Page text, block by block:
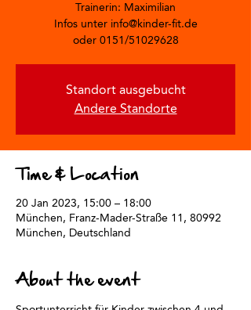
Trainerin: Maximilian
Infos unter info@kinder-fit.de
oder 0151/51029628
Standort ausgebucht
Andere Standorte
Time & Location
20 Jan 2023, 15:00 – 18:00
München, Franz-Mader-Straße 11, 80992
München, Deutschland
About the event